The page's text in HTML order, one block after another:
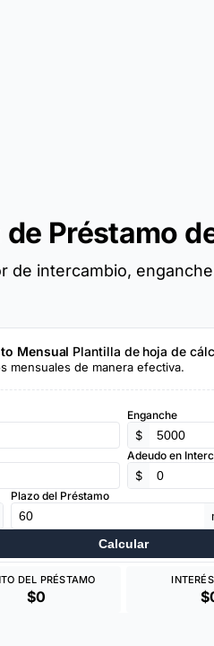
Préstamo
de intercambio,
Mensual Plantilla de hoja de
mensuales de manera efectiva.
Enganche
$
Adeudo en
$
Plazo del Préstamo
Calcular
DEL PRÉSTAMO
$0